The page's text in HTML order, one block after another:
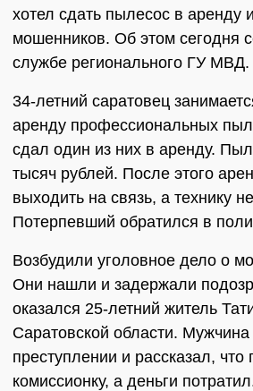
хотел сдать пылесос в аренду
мошенников. Об этом сегодня
службе регионального ГУ МВД.
34-летний саратовец
аренду профессиональных
сдал один из них в аренду.
тысяч рублей. После этого
выходить на связь, а технику
Потерпевший обратился в
Возбудили уголовное дело о
Они нашли и задержали
оказался 25-летний житель
Саратовской области. Мужчина
преступлении и рассказал,
комиссионку, а деньги